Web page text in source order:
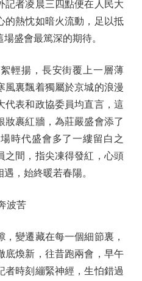
記者凌晨三四點便在人民大
的熱忱如暗火流動，足以抵
盛會最篤深的期待。
揚，長安街覆上一層薄
風裏飄着獨屬於京城的浪漫
代表和政協委員均直言，這
妝裹紅牆，為莊嚴盛會添了
時代盛會多了一縷留白之
之間，指尖凍得發紅，心頭
，始終暖若春陽。
波苦
變遷藏在每一個細節裏，
底煥新，往昔跑兩會，早午
者時刻繃緊神經，生怕錯過